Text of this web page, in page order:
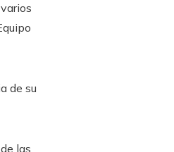
de su
las